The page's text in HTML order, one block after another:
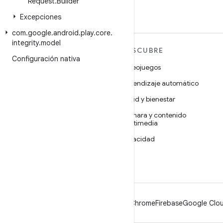
Excepciones
com.google.android.play.core.
integrity.model
Configuración nativa
DESCUBRE
Videojuegos
Aprendizaje automático
Salud y bienestar
Cámara y contenido
multimedia
Privacidad
ChromeFirebaseGoogle